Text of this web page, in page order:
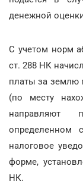
денежной
С учетом норм
ст. 288 НК
платы за землю
(по месту
направляют
определенном
налоговое
форме,
НК.